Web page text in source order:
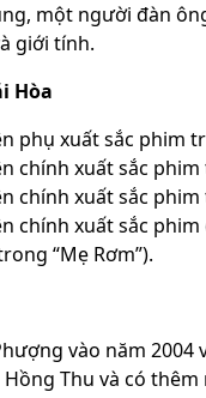
một người đàn
giới tính.
Hòa
phụ xuất sắc phim
chính xuất sắc
chính xuất sắc
chính xuất sắc
“Mẹ Rơm”).
vào năm 2004
Thu và có